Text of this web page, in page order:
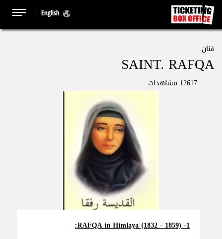
English
فنان
SAINT. RAFQA
12617 مشاهدات
1- RAFQA in Himlaya (1832 - 1859):